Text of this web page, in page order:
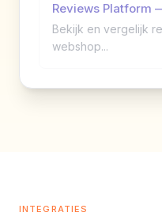
Reviews Platform
Bekijk en vergelijk
webshop...
INTEGRATIES